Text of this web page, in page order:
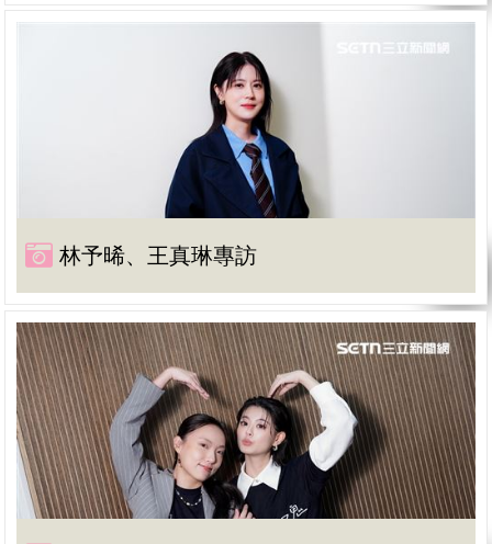
林予晞、王真琳專訪